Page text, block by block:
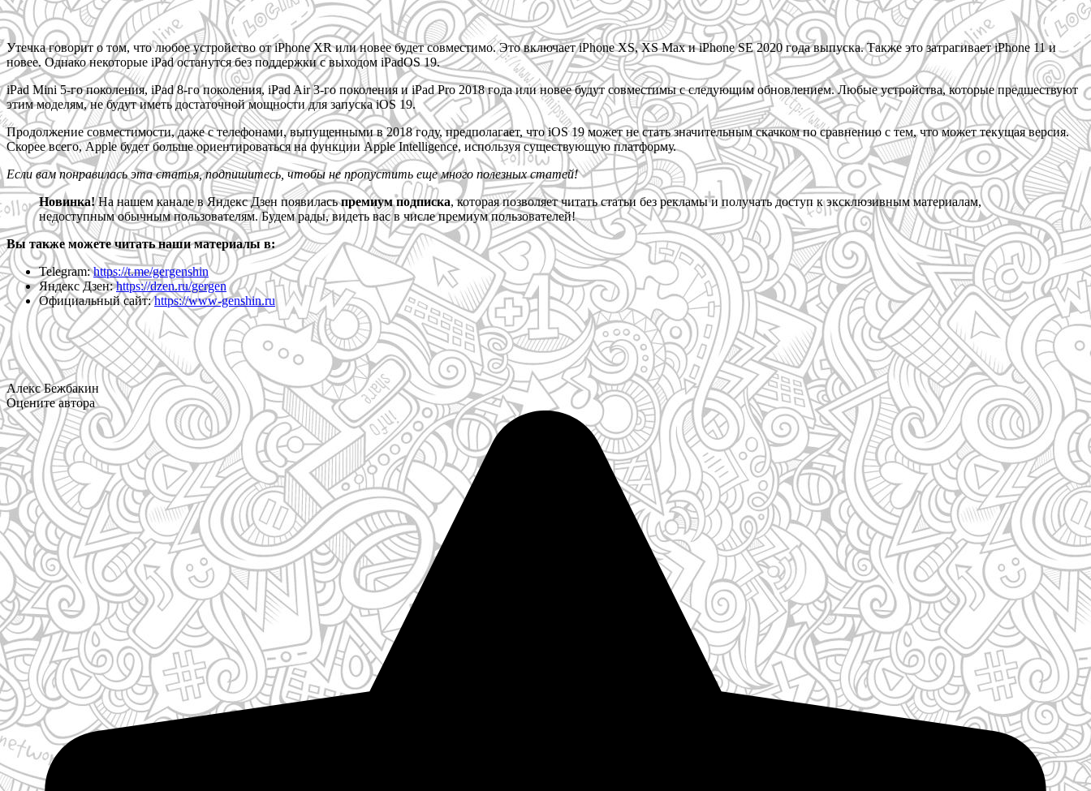
Утечка говорит о том, что любое устройство от iPhone XR или новее будет совместимо. Это включает iPhone XS, XS Max и iPhone SE 2020 года выпуска. Также это затрагивает iPhone 11 и
новее. Однако некоторые iPad останутся без поддержки с выходом iPadOS 19.
iPad Mini 5-го поколения, iPad 8-го поколения, iPad Air 3-го поколения и iPad Pro 2018 года или новее будут совместимы с следующим обновлением. Любые устройства, которые предшествуют
этим моделям, не будут иметь достаточной мощности для запуска iOS 19.
Продолжение совместимости, даже с телефонами, выпущенными в 2018 году, предполагает, что iOS 19 может не стать значительным скачком по сравнению с тем, что может текущая версия.
Скорее всего, Apple будет больше ориентироваться на функции Apple Intelligence, используя существующую платформу.
Если вам понравилась эта статья, подпишитесь, чтобы не пропустить еще много полезных статей!
Новинка!На нашем канале в Яндекс Дзен появиласьпремиум подписка, которая позволяет читать статьи без рекламы и получать доступ к эксклюзивным материалам,
недоступным обычным пользователям. Будем рады, видеть вас в числе премиум пользователей!
Вы также можете читать наши материалы в:
Telegram:https://t.me/gergenshin
Яндекс Дзен:https://dzen.ru/gergen
Официальный сайт:https://www-genshin.ru
Алекс Бежбакин
Оцените автора